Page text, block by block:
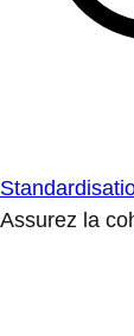
Assurez la